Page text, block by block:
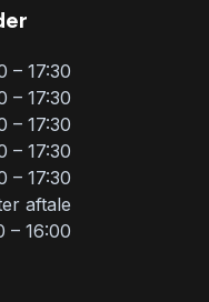
– 17:30
– 17:30
– 17:30
– 17:30
– 17:30
aftale
– 16:00